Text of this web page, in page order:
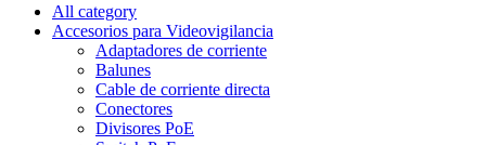
All category
Accesorios para Videovigilancia
Adaptadores de corriente
Balunes
Cable de corriente directa
Conectores
Divisores PoE